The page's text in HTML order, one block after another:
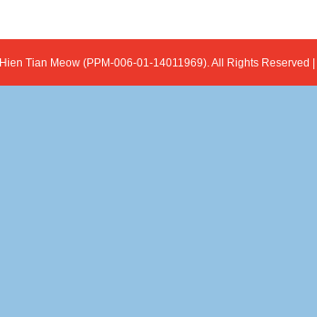
Tian Meow (PPM-006-01-14011969). All Rights Reserved |